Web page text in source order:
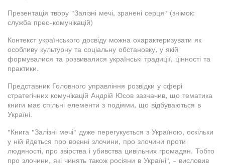
Презентація твору "Залізні мечі, зранені серця" (знімок:
служба прес-комунікацій)
Контекст українського досвіду можна охарактеризувати як
особливу культурну та соціальну обстановку, у якій
формувалися та розвивалися українські традиції, цінності та
практики.
Представник Головного управління розвідки у сфері
стратегічних комунікацій Андрій Юсов зазначив, що тематика
книги має спільні елементи з подіями, що відбуваються в
Україні.
"Книга "Залізні мечі" дуже перегукується з Україною, оскільки
у ній йдеться про воєнні злочини, про злочини проти
людяності, про звірства і убивства цивільних громадян. Тобто
про злочини, які чинять також росіяни в Україні", - висловив